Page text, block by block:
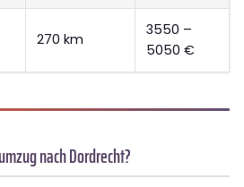
270 km
3550 –
5050 €
nach Dordrecht?